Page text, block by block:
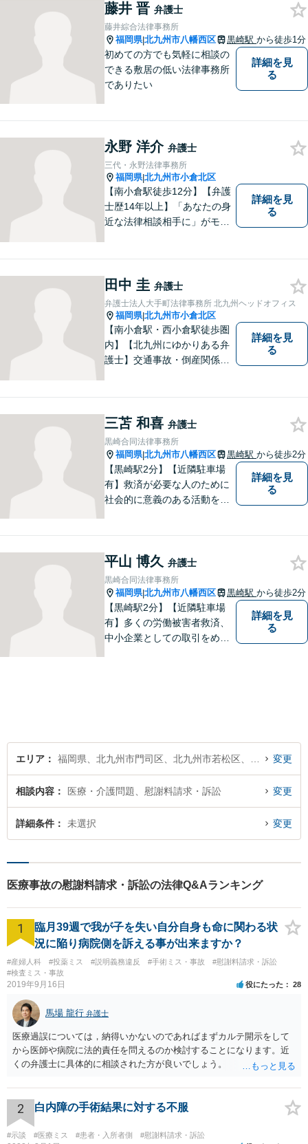
依頼者の皆様にとってより良
い解決が得られるよう、尽力
します。お気軽にご相談くだ
さい。
藤井 晋 弁護士
藤井綜合法律事務所
福岡県|北九州市八幡西区 黒崎駅 から徒歩1分
初めての方でも気軽に相談の
できる敷居の低い法律事務所
でありたい
詳細を見
る
永野 洋介 弁護士
三代・永野法律事務所
福岡県|北九州市小倉北区
【南小倉駅徒歩12分】【弁護
士歴14年以上】「あなたの身
近な法律相談相手に」がモッ
える問題に注力しております
ので、お気軽にご相談くださ
いませ。【駐車場あり】
詳細を見
る
田中 圭 弁護士
弁護士法人大手町法律事務所 北九州ヘッドオフィス
福岡県|北九州市小倉北区
【南小倉駅・西小倉駅徒歩圏
内】【北九州にゆかりある弁
護士】交通事故・倒産関係・
本質把握から解決に至るまで
懇切丁寧に対応します！【宅
建士資格あり】
詳細を見
る
三苫 和喜 弁護士
黒崎合同法律事務所
福岡県|北九州市八幡西区 黒崎駅 から徒歩2分
【黒崎駅2分】【近隣駐車場
有】救済が必要な人のために
社会的に意義のある活動をし
できるよう心がけていますの
でお気軽にご相談ください。
詳細を見
る
平山 博久 弁護士
黒崎合同法律事務所
福岡県|北九州市八幡西区 黒崎駅 から徒歩2分
【黒崎駅2分】【近隣駐車場
有】多くの労働被害者救済、
中小企業としての取引をめぐ
詳細を見
る
エリア 変更
相談内容 医療・介護問題、慰謝料請求・訴訟 変更
詳細条件 未選択 変更
医療事故の慰謝料請求・訴訟の法律Q&Aランキング
1
臨月39週で我が子を失い自分自身も命に関わる状
況に陥り病院側を訴える事が出来ますか？
#産婦人科 #投薬ミス #説明義務違反 #手術ミス・事故
#慰謝料請求・訴訟
#検査ミス・事故
2019年9月16日 役にたった 28
馬場 龍行 弁護士
医療過誤については，納得いかないのであればまずカルテ開示をして
から医師や病院に法的責任を問えるのか検討することになります。近
くの弁護士に具体的に相談された方が良いでしょう。
2 白内障の手術結果に対する不服
#示談 #医療ミス #患者・入所者側 #慰謝料請求・訴訟